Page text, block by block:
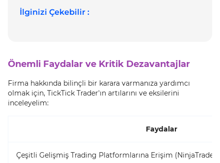
İlginizi Çekebilir :
Önemli Faydalar ve Kritik Dezavantajlar
Firma hakkında bilinçli bir karara varmanıza yardımcı
olmak için, TickTick Trader'ın artılarını ve eksilerini
inceleyelim:
Faydalar
Çeşitli Gelişmiş Trading Platformlarına Erişim